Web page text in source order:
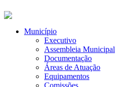
Município
Executivo
Assembleia Municipal
Documentação
Áreas de Atuação
Equipamentos
Comissões